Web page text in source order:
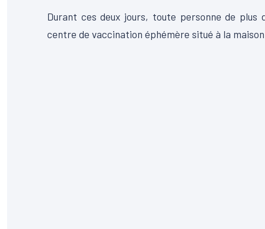
Durant ces deux jours, toute personne de
centre de vaccination éphémère situé à la